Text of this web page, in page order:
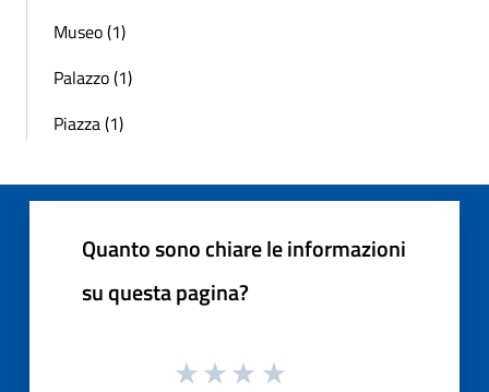
Museo (1)
Palazzo (1)
Piazza (1)
Quanto sono chiare le informazioni
su questa pagina?